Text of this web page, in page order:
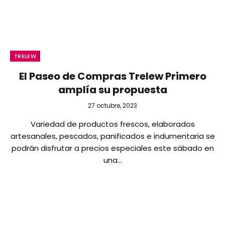
TRELEW
El Paseo de Compras Trelew Primero
amplía su propuesta
27 octubre, 2023
Variedad de productos frescos, elaborados
artesanales, pescados, panificados e indumentaria se
podrán disfrutar a precios especiales este sábado en
una…